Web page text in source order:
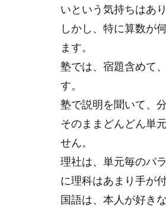
いという気持ちはあり
しかし、特に算数が
ます。
塾では、宿題含めて
す。
塾で説明を聞いて、
そのままどんどん単
せん。
理社は、単元毎のバ
に理科はあまり手が
国語は、本人が好き